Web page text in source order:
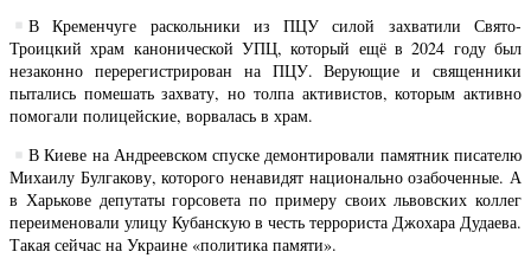
В Кременчуге раскольники из ПЦУ силой захватили Свято-
Троицкий храм канонической УПЦ, который ещё в 2024 году был
незаконно перерегистрирован на ПЦУ. Верующие и священники
пытались помешать захвату, но толпа активистов, которым активно
помогали полицейские, ворвалась в храм.
В Киеве на Андреевском спуске демонтировали памятник писателю
Михаилу Булгакову, которого ненавидят национально озабоченные. А
в Харькове депутаты горсовета по примеру своих львовских коллег
переименовали улицу Кубанскую в честь террориста Джохара Дудаева.
Такая сейчас на Украине «политика памяти».